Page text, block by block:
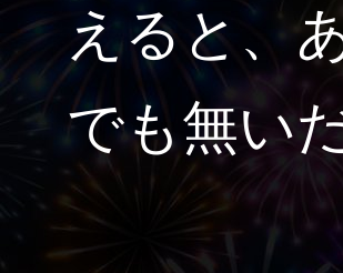
えると、
でも無い